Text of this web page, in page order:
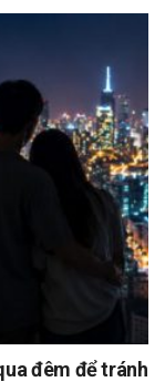
đêm để tránh